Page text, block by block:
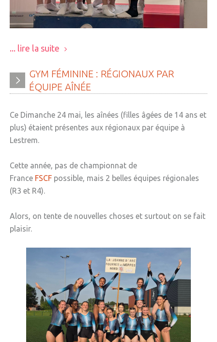
... lire la suite
GYM FÉMININE : RÉGIONAUX PAR
ÉQUIPE AÎNÉE
Ce Dimanche 24 mai, les aînées (filles âgées de 14 ans et
plus) étaient présentes aux régionaux par équipe à
Lestrem.
Cette année, pas de championnat de
France FSCF possible, mais 2 belles équipes régionales
(R3 et R4).
Alors, on tente de nouvelles choses et surtout on se fait
plaisir.